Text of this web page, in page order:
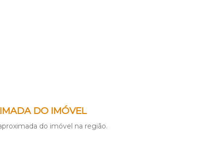
DO IMÓVEL
do imóvel na região.